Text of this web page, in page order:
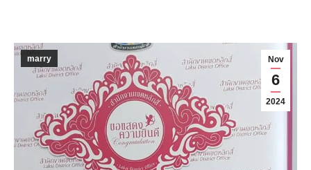
Nov
6
2024
marry